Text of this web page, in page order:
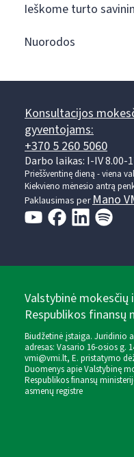
Ieškome turto
Nuorodos
Konsultacijos
gyventojams:
+370 5 260 5060
Darbo laikas: I-IV 8.00-
Prieššventinę dieną - viena
Kiekvieno mėnesio antrą
Paklausimas perMano
Valstybinė mokesčių
Respublikos finansų
Biudžetinė įstaiga. Juridinio
adresas: Vasario 16-osios g.
vmi@vmi.lt, E. pristatymo
Duomenys apie Valstybinę
Respublikos finansų
asmenų registre